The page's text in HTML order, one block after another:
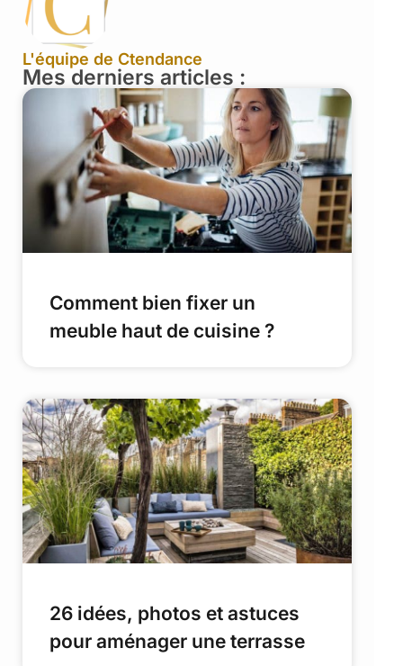
L'équipe de Ctendance
Mes derniers articles :
Comment bien fixer un
meuble haut de cuisine ?
26 idées, photos et astuces
pour aménager une terrasse